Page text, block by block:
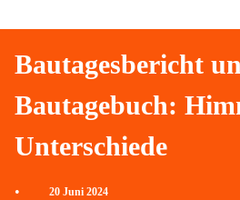
• 20 Juni 2024
Bautagesbericht
Bautagebuch:
Unterschiede